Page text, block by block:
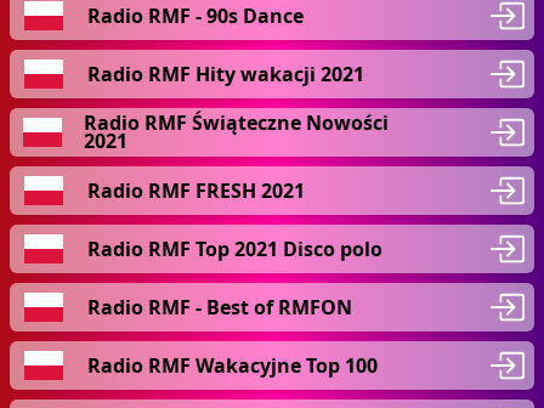
Radio RMF - 90s Dance
Radio RMF Hity wakacji 2021
Radio RMF Świąteczne Nowości
2021
Radio RMF FRESH 2021
Radio RMF Top 2021 Disco polo
Radio RMF - Best of RMFON
Radio RMF Wakacyjne Top 100